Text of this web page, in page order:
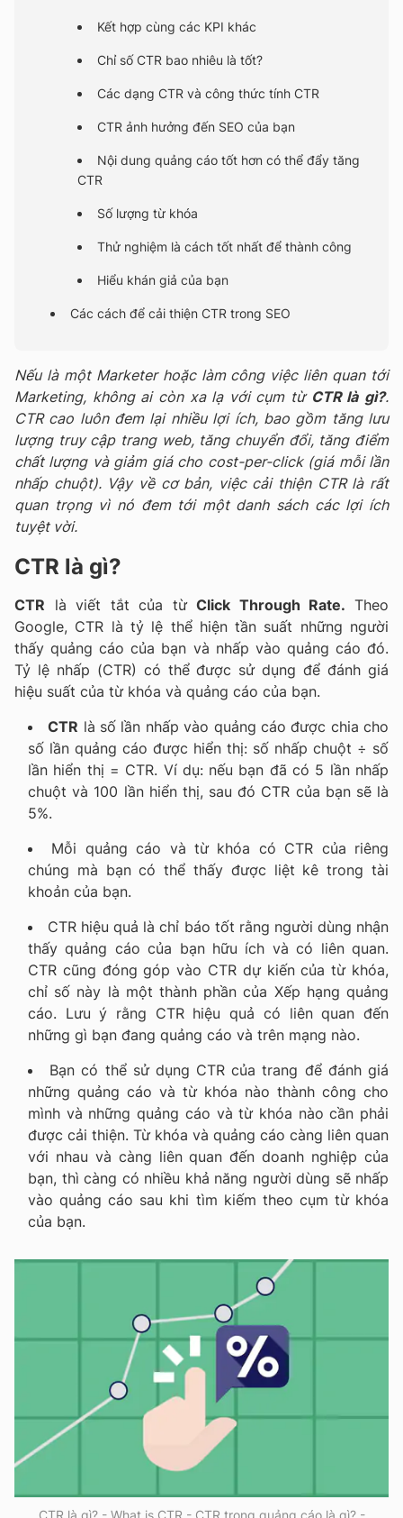
Kết hợp cùng các KPI khác
Chỉ số CTR bao nhiêu là tốt?
Các dạng CTR và công thức tính CTR
CTR ảnh hưởng đến SEO của bạn
Nội dung quảng cáo tốt hơn có thể đẩy tăng
CTR
Số lượng từ khóa
Thử nghiệm là cách tốt nhất để thành công
Hiểu khán giả của bạn
Các cách để cải thiện CTR trong SEO
Nếu là một Marketerhoặc làm công việc liên quan tới
Marketing, không ai còn xa lạ với cụm từ CTR là gì?.
CTR cao luôn đem lại nhiều lợi ích, bao gồm tăng lưu
lượng truy cập trang web, tăng chuyển đổi, tăng điểm
chất lượng và giảm giá cho cost-per-click (giá mỗi lần
nhấp chuột). Vậy về cơ bản, việc cải thiện CTR là rất
quan trọng vì nó đem tới một danh sách các lợi ích
tuyệt vời.
CTR là gì?
CTR là viết tắt của từClick Through Rate.Theo
Google, CTR là tỷ lệ thể hiện tần suất những người
thấy quảng cáo của bạn và nhấp vào quảng cáo đó.
Tỷ lệ nhấp (CTR) có thể được sử dụng để đánh giá
hiệu suất của từ khóa và quảng cáo của bạn.
CTR là số lần nhấp vào quảng cáo được chia cho
số lần quảng cáo được hiển thị: số nhấp chuột ÷ số
lần hiển thị = CTR. Ví dụ: nếu bạn đã có 5 lần nhấp
chuột và 100 lần hiển thị, sau đó CTR của bạn sẽ là
5%.
Mỗi quảng cáo và từ khóa có CTR của riêng
chúng mà bạn có thể thấy được liệt kê trong tài
khoản của bạn.
CTR hiệu quả là chỉ báo tốt rằng người dùng nhận
thấy quảng cáo của bạn hữu ích và có liên quan.
CTR cũng đóng góp vào CTR dự kiến của từ khóa,
chỉ số này là một thành phần của Xếp hạng quảng
cáo. Lưu ý rằng CTR hiệu quả có liên quan đến
những gì bạn đang quảng cáo và trên mạng nào.
Bạn có thể sử dụng CTR của trang để đánh giá
những quảng cáo và từ khóa nào thành công cho
mình và những quảng cáo và từ khóa nào cần phải
được cải thiện. Từ khóa và quảng cáo càng liên quan
với nhau và càng liên quan đến doanh nghiệp của
bạn, thì càng có nhiều khả năng người dùng sẽ nhấp
vào quảng cáo sau khi tìm kiếm theo cụm từ khóa
của bạn.
CTR là gì? - What is CTR - CTR trong quảng cáo là gì? -